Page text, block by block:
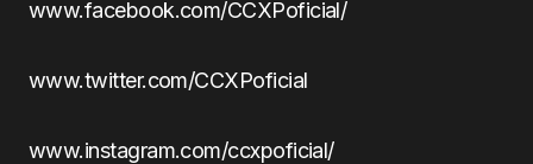
www.facebook.com/CCXPoficial/
www.twitter.com/CCXPoficial
www.instagram.com/ccxpoficial/